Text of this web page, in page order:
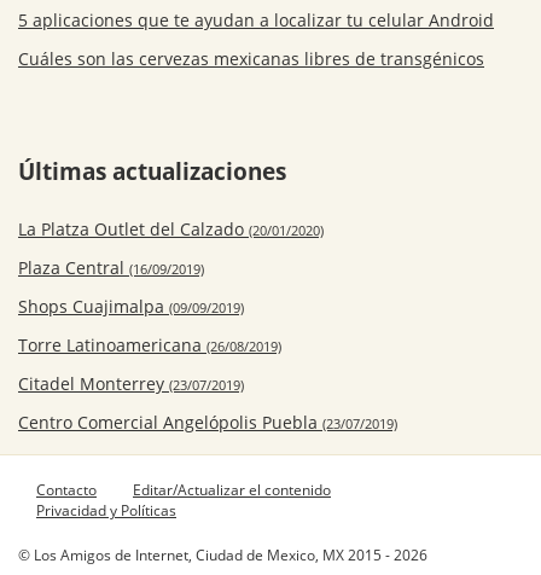
5 aplicaciones que te ayudan a localizar tu celular Android
Cuáles son las cervezas mexicanas libres de transgénicos
Últimas actualizaciones
La Platza Outlet del Calzado (20/01/2020)
Plaza Central (16/09/2019)
Shops Cuajimalpa (09/09/2019)
Torre Latinoamericana (26/08/2019)
Citadel Monterrey (23/07/2019)
Centro Comercial Angelópolis Puebla (23/07/2019)
Contacto
Editar/Actualizar el contenido
Privacidad y Políticas
© Los Amigos de Internet, Ciudad de Mexico, MX 2015 - 2026